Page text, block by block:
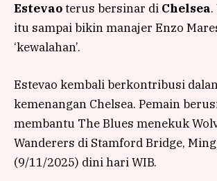
Estevaoterus bersinar di Chelsea
itu sampai bikin manajer Enzo
‘kewalahan’.
Estevao kembali berkontribusi
kemenangan Chelsea. Pemain
membantu The Blues menekuk
Wanderers di Stamford Bridge,
(9/11/2025) dini hari WIB.